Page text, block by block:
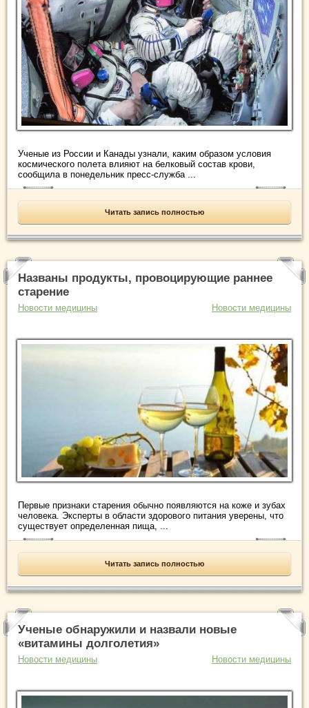
Ученые из России и Канады узнали, каким образом условия
космического полета влияют на белковый состав крови,
сообщила в понедельник пресс-служба ...
Читать запись полностью
Названы продукты, провоцирующие раннее
старение
Новости медицины Новости медицины
Первые признаки старения обычно появляются на коже и зубах
человека. Эксперты в области здорового питания уверены, что
существует определенная пища, ...
Читать запись полностью
Ученые обнаружили и назвали новые
«витамины долголетия»
Новости медицины Новости медицины